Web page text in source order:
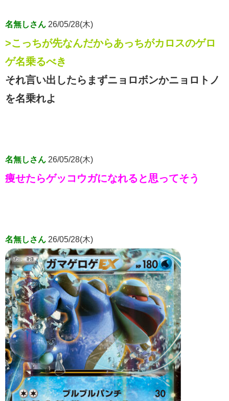
名無しさん 26/05/28(木)
>こっちが先なんだからあっちがカロスのゲロ
ゲ名乗るべき
それ言い出したらまずニョロボンかニョロトノ
を名乗れよ
名無しさん 26/05/28(木)
痩せたらゲッコウガになれると思ってそう
名無しさん 26/05/28(木)